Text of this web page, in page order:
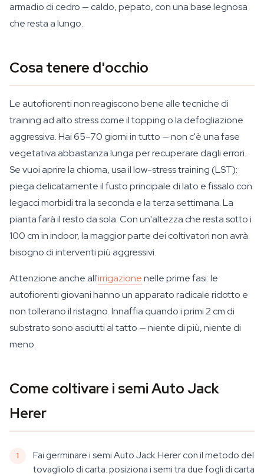
armadio di cedro — caldo, pepato, con una base legnosa
che resta a lungo.
Cosa tenere d'occhio
Le autofiorenti non reagiscono bene alle tecniche di
training ad alto stress come il topping o la defogliazione
aggressiva. Hai 65–70 giorni in tutto — non c'è una fase
vegetativa abbastanza lunga per recuperare dagli errori.
Se vuoi aprire la chioma, usa il low-stress training (LST):
piega delicatamente il fusto principale di lato e fissalo con
legacci morbidi tra la seconda e la terza settimana. La
pianta farà il resto da sola. Con un'altezza che resta sotto i
100 cm in indoor, la maggior parte dei coltivatori non avrà
bisogno di interventi più aggressivi.
Attenzione anche all'irrigazionenelle prime fasi: le
autofiorenti giovani hanno un apparato radicale ridotto e
non tollerano il ristagno. Innaffia quando i primi 2 cm di
substrato sono asciutti al tatto — niente di più, niente di
meno.
Come coltivare i semi Auto Jack
Herer
Fai germinare i semi Auto Jack Herer con il metodo del
tovagliolo di carta: posiziona i semi tra due fogli di carta